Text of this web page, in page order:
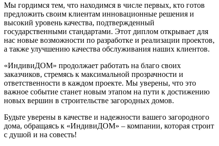
Мы гордимся тем, что находимся в числе первых, кто готов
предложить своим клиентам инновационные решения и
высокий уровень качества, подтвержденный
государственными стандартами. Этот диплом открывает для
нас новые возможности по разработке и реализации проектов,
а также улучшению качества обслуживания наших клиентов.
«ИндивиДОМ» продолжает работать на благо своих
заказчиков, стремясь к максимальной прозрачности и
ответственности в каждом проекте. Мы уверены, что это
важное событие станет новым этапом на пути к достижению
новых вершин в строительстве загородных домов.
Будьте уверены в качестве и надежности вашего загородного
дома, обращаясь к «ИндивиДОМ» – компании, которая строит
с душой и на совесть!